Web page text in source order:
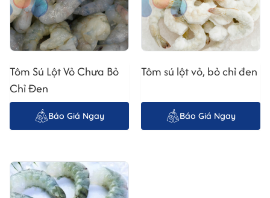
Tôm Sú Lột Vỏ Chưa Bỏ
Chỉ Đen
Báo Giá Ngay
Tôm sú lột vỏ, bỏ chỉ đen
Báo Giá Ngay